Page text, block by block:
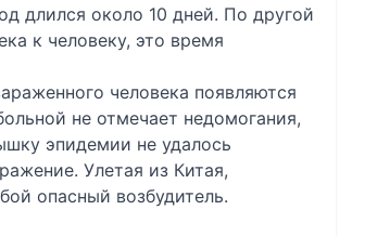
длился около 10 дней. По другой
к человеку, это время
человека появляются
не отмечает недомогания,
эпидемии не удалось
Улетая из Китая,
опасный возбудитель.